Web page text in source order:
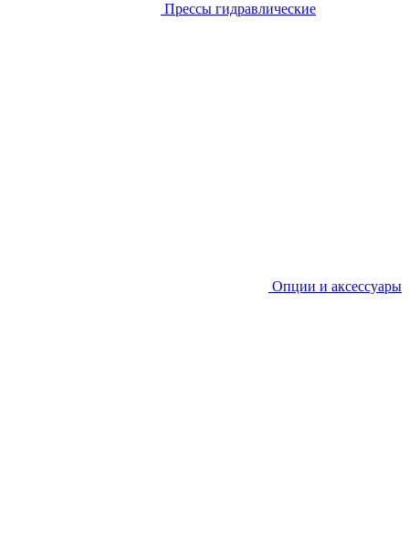
Прессы гидравлические
Опции и аксессуары